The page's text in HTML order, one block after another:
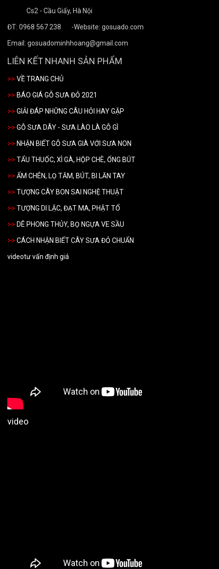
Cs2 - Cầu Giấy, Hà Nội
ĐT: 0968 567 238 -Website: gosuado.com
Email: gosuadominhhoang@gmail.com
LIÊN KẾT NHANH SẢN PHẨM
>> VỀ TRANG CHỦ
>> BÁO GIÁ GỖ SƯA ĐỎ 2021
>> GIẢI ĐÁP NHỮNG CÂU HỎI HAY GẶP
>> GỖ SƯA DÂY - SƯA LÀO LÀ GỖ GÌ
>> NHẬN BIẾT GỖ SƯA GIÀ VỚI SƯA NON
>> TẨU THUỐC, XÌ GÀ, HỘP CHÈ, ỐNG BÚT
>> ẤM CHÉN, LỌ TĂM, BÚT, BI LĂN TAY
>> TƯỢNG CÂY BON SAI NGHỆ THUẬT
>> TƯỢNG DI LẶC, ĐẠT MA, PHẬT TỔ
>> DÊ PHONG THỦY, BỌ NGỰA VE SẦU
>> CÁCH NHẬN BIẾT CÂY SƯA ĐỎ CHUẨN
videotư vấn định giá
video